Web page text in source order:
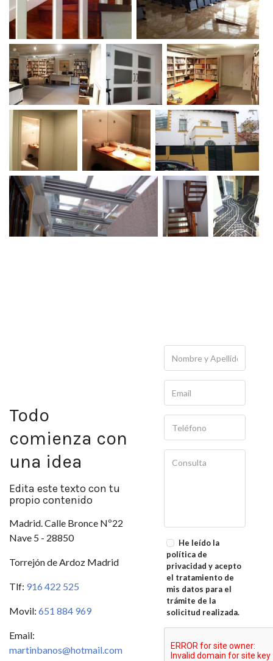
Todo
comienza con
una idea
Edita este texto con tu
propio contenido
Madrid. Calle Bronce Nº22
Nave 5 - 28850
Torrejón de Ardoz Madrid
Tlf: 916 422 525
Movil: 651 884 969
Email:
martinbanos@hotmail.com
He leído la
política de
privacidad y acepto
el tratamiento de
mis datos para el
trámite de la
solicitud realizada.